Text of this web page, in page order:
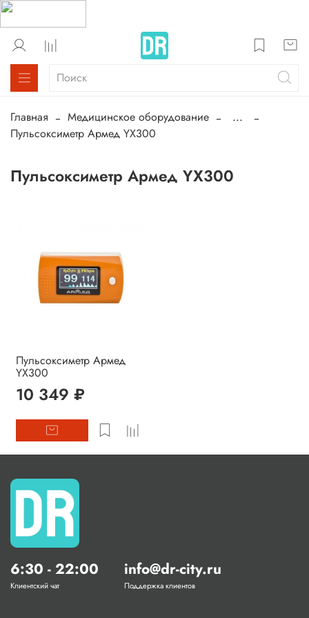
Главная Медицинское оборудование
...
Пульсоксиметр Армед YX300
Пульсоксиметр Армед YX300
Пульсоксиметр Армед
YX300
10 349 ₽
6:30 - 22:00
Клиентский чат
info@dr-city.ru
Поддержка клиентов